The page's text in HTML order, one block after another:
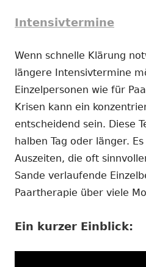
Intensivtermine
Wenn schnelle Klärung
längere Intensivtermine
Einzelpersonen wie für
Krisen kann ein
entscheidend sein. Diese
halben Tag oder länger.
Auszeiten, die oft
Sande verlaufende
Paartherapie über viele
Ein kurzer Einblick: